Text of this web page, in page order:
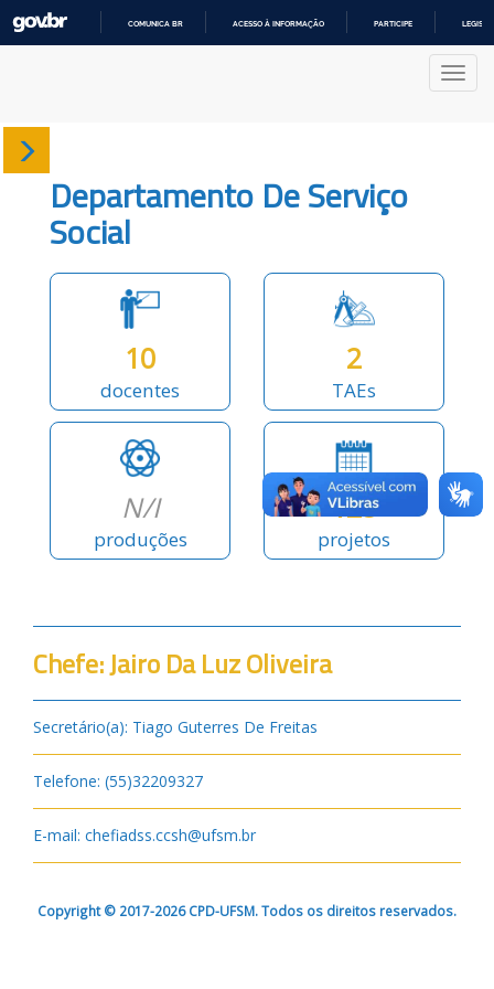
COMUNICA BR ACESSO À INFORMAÇÃO PARTICIPE
Sobre
Docentes
Produções
Departamento De Serviço
Social
10
docentes
2
TAEs
N/I
produções
125
projetos
Chefe: Jairo Da Luz Oliveira
Secretário(a): Tiago Guterres De Freitas
Telefone: (55)32209327
E-mail: chefiadss.ccsh@ufsm.br
Copyright © 2017-2026 CPD-UFSM. Todos os direitos reservados.